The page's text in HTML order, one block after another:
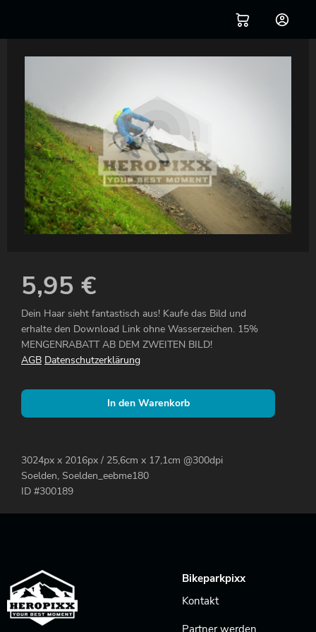
5,95 €
Dein Haar sieht fantastisch aus! Kaufe das Bild und
erhalte den Download Link ohne Wasserzeichen. 15%
MENGENRABATT AB DEM ZWEITEN BILD!
AGB Datenschutzerklärung
In den Warenkorb
3024px x 2016px / 25,6cm x 17,1cm @300dpi
Soelden, Soelden_eebme180
ID #300189
Bikeparkpixx
Kontakt
Partner werden